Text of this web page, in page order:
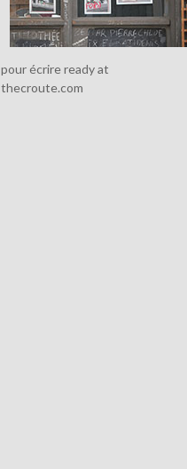
pour écrire ready at
thecroute.com